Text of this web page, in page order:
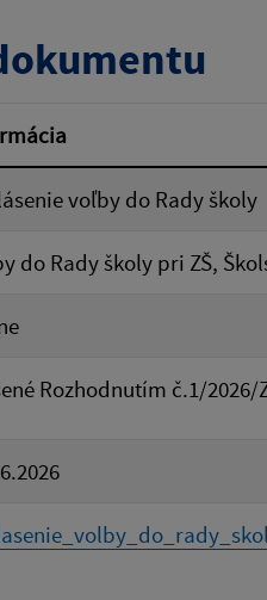
voľby do Rady školy
do Rady školy pri ZŠ,
Rozhodnutím č.1/2026/